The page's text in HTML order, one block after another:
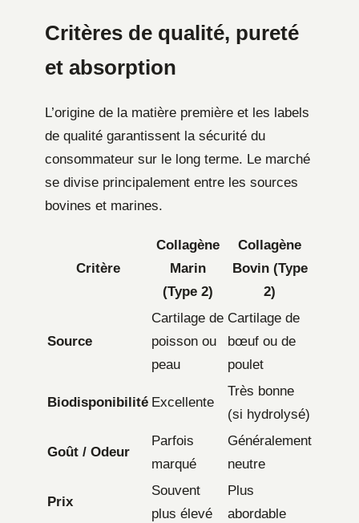
Critères de qualité, pureté
et absorption
L’origine de la matière première et les labels
de qualité garantissent la sécurité du
consommateur sur le long terme. Le marché
se divise principalement entre les sources
bovines et marines.
Critère
Collagène
Marin
(Type 2)
Collagène
Bovin (Type
2)
Source
Cartilage de
poisson ou
peau
Cartilage de
bœuf ou de
poulet
Biodisponibilité Excellente
Très bonne
(si hydrolysé)
Goût / Odeur
Parfois
marqué
Généralement
neutre
Prix
Souvent
plus élevé
Plus
abordable